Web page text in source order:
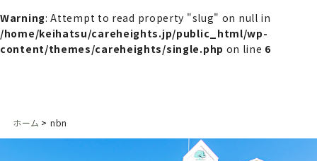
Warning: Attempt to read property "slug" on null in
/home/keihatsu/careheights.jp/public_html/wp-
content/themes/careheights/single.php on line 6
ホーム nbn